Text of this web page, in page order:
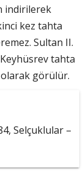
indirilerek
kez tahta
Sultan II.
tahta
görülür.
Selçuklular –